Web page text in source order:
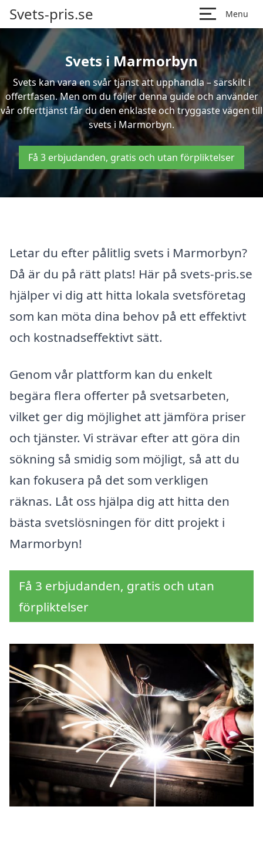
Svets-pris.se Menu
Svets i Marmorbyn
Svets kan vara en svår tjänst att upphandla – särskilt i
offertfasen. Men om du följer denna guide och använder
vår offerttjänst får du den enklaste och tryggaste vägen till
svets i Marmorbyn.
Få 3 erbjudanden, gratis och utan förpliktelser
Letar du efter pålitlig svets i Marmorbyn?
Då är du på rätt plats! Här på svets-pris.se
hjälper vi dig att hitta lokala svetsföretag
som kan möta dina behov på ett effektivt
och kostnadseffektivt sätt.
Genom vår plattform kan du enkelt
begära flera offerter på svetsarbeten,
vilket ger dig möjlighet att jämföra priser
och tjänster. Vi strävar efter att göra din
sökning så smidig som möjligt, så att du
kan fokusera på det som verkligen
räknas. Låt oss hjälpa dig att hitta den
bästa svetslösningen för ditt projekt i
Marmorbyn!
Få 3 erbjudanden, gratis och utan
förpliktelser